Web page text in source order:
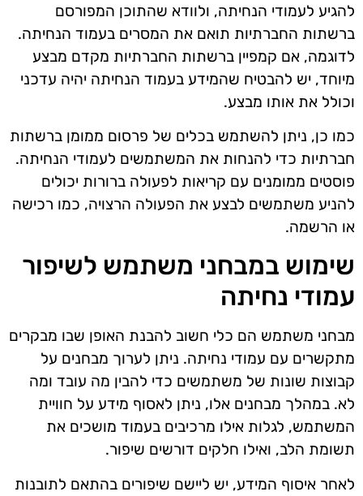
להגיע לעמודי הנחיתה, ולוודא שהתוכן המפורסם
ברשתות החברתיות תואם את המסרים בעמוד הנחיתה.
לדוגמה, אם קמפיין ברשתות החברתיות מקדם מבצע
מיוחד, יש להבטיח שהמידע בעמוד הנחיתה יהיה עדכני
וכולל את אותו מבצע.
כמו כן, ניתן להשתמש בכלים של פרסום ממומן ברשתות
חברתיות כדי להנחות את המשתמשים לעמודי הנחיתה.
פוסטים ממומנים עם קריאות לפעולה ברורות יכולים
להניע משתמשים לבצע את הפעולה הרצויה, כמו רכישה
או הרשמה.
שימוש במבחני משתמש לשיפור
עמודי נחיתה
מבחני משתמש הם כלי חשוב להבנת האופן שבו מבקרים
מתקשרים עם עמודי נחיתה. ניתן לערוך מבחנים על
קבוצות שונות של משתמשים כדי להבין מה עובד ומה
לא. במהלך מבחנים אלו, ניתן לאסוף מידע על חוויית
המשתמש, לגלות אילו מרכיבים בעמוד מושכים את
תשומת הלב, ואילו חלקים דורשים שיפור.
לאחר איסוף המידע, יש ליישם שיפורים בהתאם לתובנות